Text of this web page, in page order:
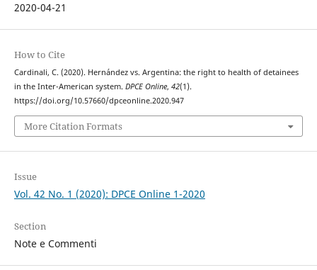
2020-04-21
How to Cite
Cardinali, C. (2020). Hernández vs. Argentina: the right to health of detainees
in the Inter-American system. DPCE Online, 42(1).
https://doi.org/10.57660/dpceonline.2020.947
More Citation Formats
Issue
Vol. 42 No. 1 (2020): DPCE Online 1-2020
Section
Note e Commenti